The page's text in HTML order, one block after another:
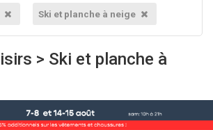
Ski et planche à neige
> Ski et planche à